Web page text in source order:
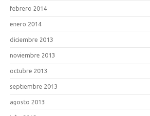
febrero 2014
enero 2014
diciembre 2013
noviembre 2013
octubre 2013
septiembre 2013
agosto 2013